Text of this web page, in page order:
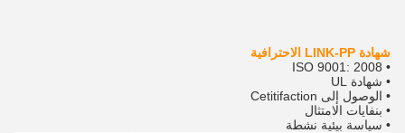
شهادة LINK-PP الاحترافية
• ISO 9001: 2008
• شهادة UL
• الوصول إلى Cetitifaction
• بنفايات الامتثال
• سياسة بيئية نشطة